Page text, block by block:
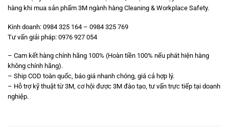
hàng khi mua sản phẩm 3M ngành hàng Cleaning & Workplace Safety.
Kinh doanh: 0984 325 164 – 0984 325 769
Tư vấn giải pháp: 0976 927 054
– Cam kết hàng chính hãng 100% (Hoàn tiền 100% nếu phát hiện hàng
không chính hãng).
– Ship COD toàn quốc, báo giá nhanh chóng, giá cả hợp lý.
– Hỗ trợ kỹ thuật từ 3M, cơ hội được 3M đào tạo, tư vấn trực tiếp tại doanh
nghiệp.